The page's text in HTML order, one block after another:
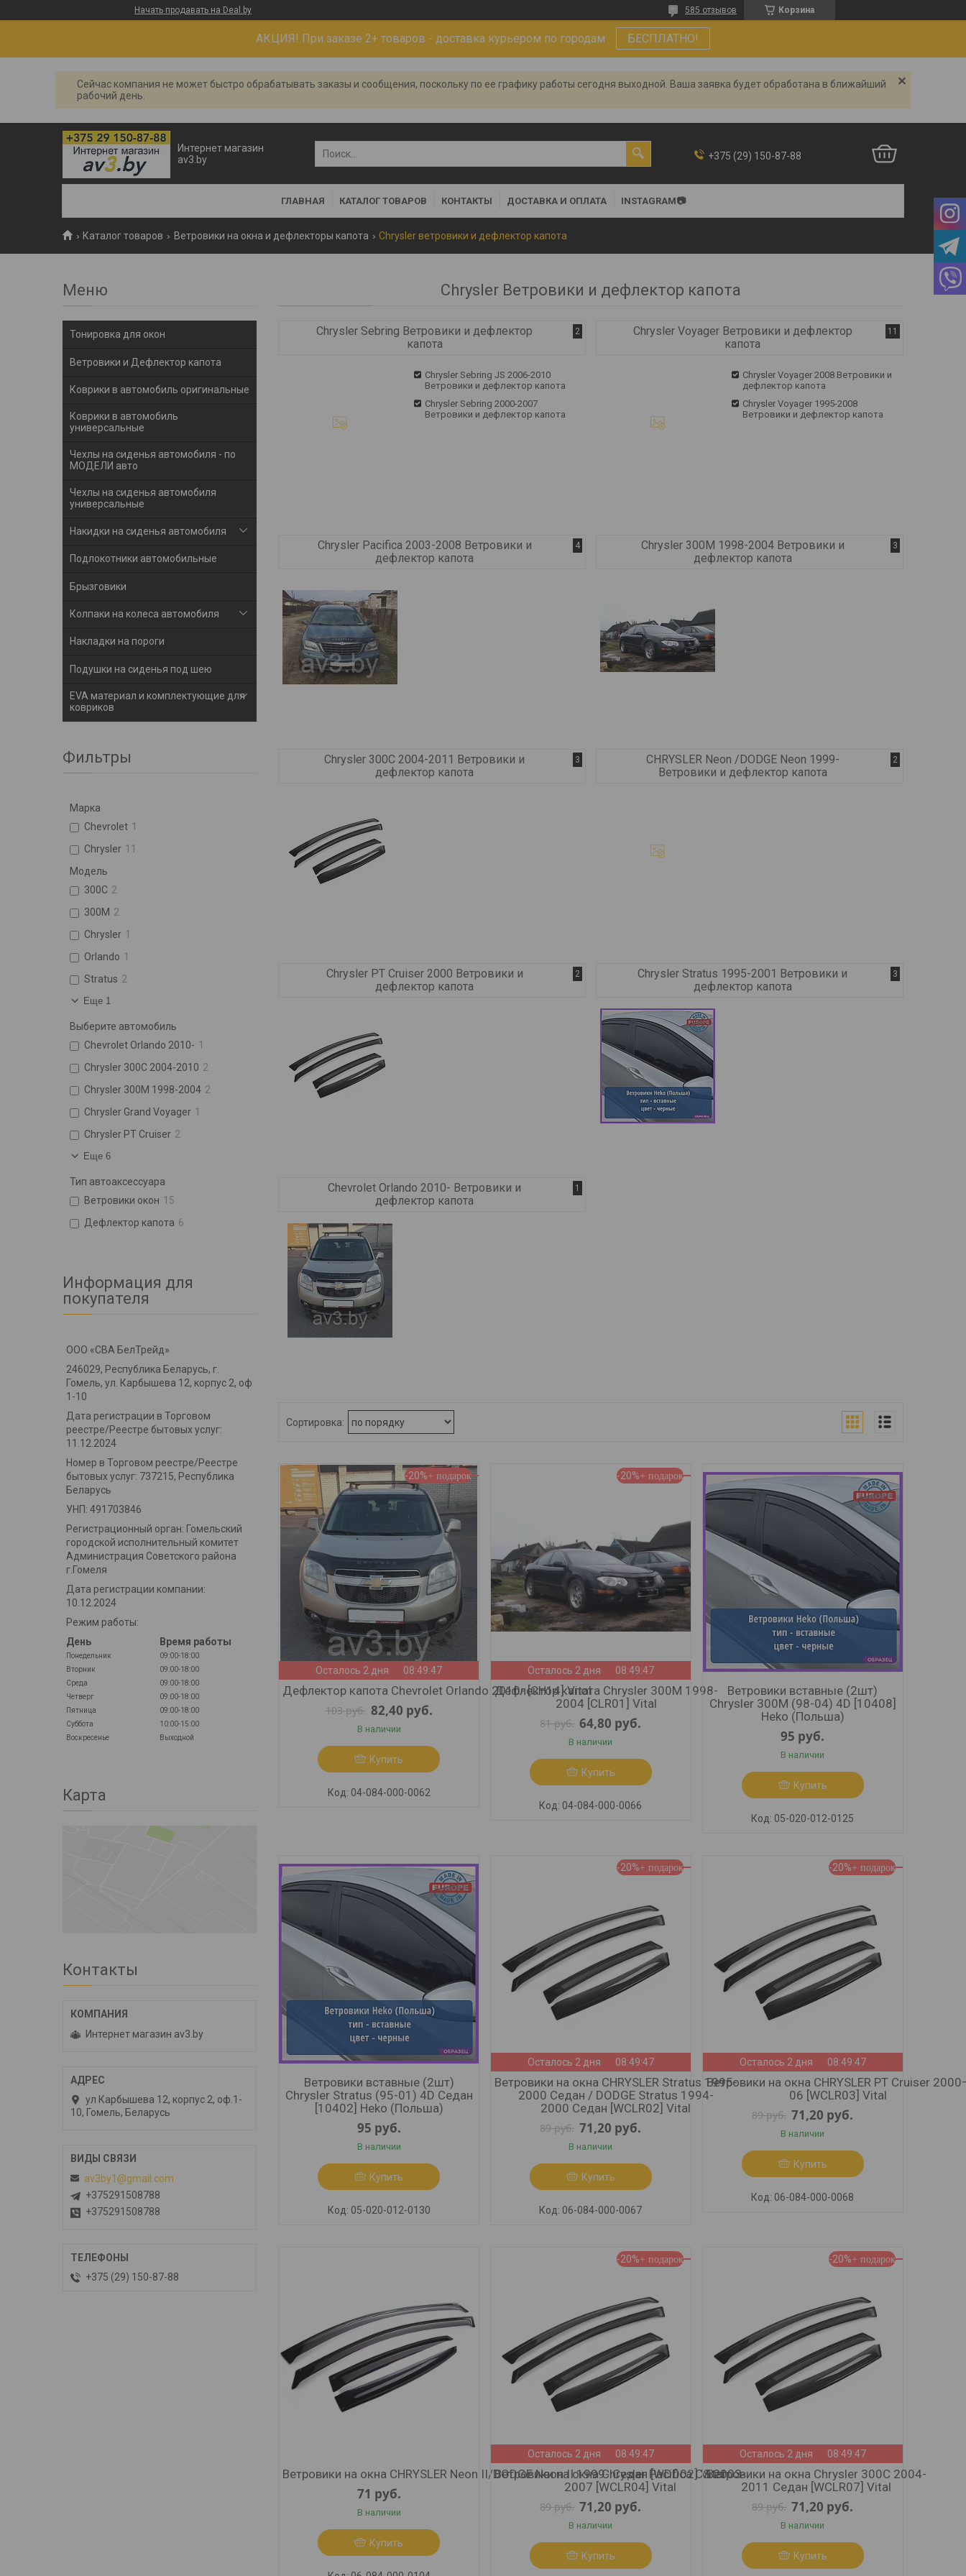
Начать продавать на Deal.by Корзина
585 отзывов
АКЦИЯ! При заказе 2+ товаров - доставка курьером по городам БЕСПЛАТНО!
Сейчас компания не может быстро обрабатывать заказы и сообщения, поскольку по ее графику работы сегодня выходной. Ваша заявка будет обработана в ближайший
рабочий день.
Интернет магазин
av3.by
+375 (29) 150-87-88
ГЛАВНАЯ КАТАЛОГ ТОВАРОВ КОНТАКТЫ ДОСТАВКА И ОПЛАТА INSTAGRAM📷
Каталог товаров Ветровики на окна и дефлекторы капота Chrysler ветровики и дефлектор капота
Chrysler Ветровики и дефлектор капота
Chrysler Sebring Ветровики и дефлектор
капота
2
Chrysler Sebring JS 2006-2010
Ветровики и дефлектор капота
Chrysler Sebring 2000-2007
Ветровики и дефлектор капота
Chrysler Voyager Ветровики и дефлектор
капота
11
Chrysler Voyager 2008 Ветровики и
дефлектор капота
Chrysler Voyager 1995-2008
Ветровики и дефлектор капота
Chrysler Pacifica 2003-2008 Ветровики и
дефлектор капота
4
Chrysler 300M 1998-2004 Ветровики и
дефлектор капота
3
Chrysler 300C 2004-2011 Ветровики и
дефлектор капота
3
CHRYSLER Neon /DODGE Neon 1999-
Ветровики и дефлектор капота
2
Chrysler PT Cruiser 2000 Ветровики и
дефлектор капота
2
Chrysler Stratus 1995-2001 Ветровики и
дефлектор капота
3
Chevrolet Orlando 2010- Ветровики и
дефлектор капота
1
-20%
Осталось 2 дня 08:49:45
Дефлектор капота Chevrolet Orlando 2010- [CH14] Vital
103руб. 82,40 руб.
В наличии
Купить
04-084-000-0062
-20%
Осталось 2 дня 08:49:45
Дефлектор капота Chrysler 300M 1998-
2004 [CLR01] Vital
81руб. 64,80 руб.
В наличии
Купить
04-084-000-0066
Ветровики вставные (2шт)
Chrysler 300M (98-04) 4D [10408]
Heko (Польша)
95 руб.
В наличии
Купить
05-020-012-0125
Ветровики вставные (2шт)
Chrysler Stratus (95-01) 4D Седан
[10402] Heko (Польша)
95 руб.
В наличии
Купить
05-020-012-0130
-20%
Осталось 2 дня 08:49:45
Ветровики на окна CHRYSLER Stratus 1995-
2000 Седан / DODGE Stratus 1994-
2000 Седан [WCLR02] Vital
89руб. 71,20 руб.
В наличии
Купить
06-084-000-0067
-20%
Осталось 2 дня 08:49:45
Ветровики на окна CHRYSLER PT Cruiser
06 [WCLR03] Vital
89руб. 71,20 руб.
В наличии
Купить
06-084-000-0068
Ветровики на окна CHRYSLER Neon II/DODGE Neon II 1999- Седан [WDD02] Vital
71 руб.
В наличии
Купить
-20%
Осталось 2 дня 08:49:45
Ветровики на окна Chrysler Pacifica CS 2003-
2007 [WCLR04] Vital
89руб. 71,20 руб.
В наличии
Купить
-20%
Осталось 2 дня 08:49:45
Ветровики на окна Chrysler 300C 2004-
2011 Седан [WCLR07] Vital
89руб. 71,20 руб.
В наличии
Купить
Тонировка для окон
Ветровики и Дефлектор капота
Коврики в автомобиль оригинальные
Коврики в автомобиль
универсальные
Чехлы на сиденья автомобиля - по
МОДЕЛИ авто
Чехлы на сиденья автомобиля
универсальные
Накидки на сиденья автомобиля
Подлокотники автомобильные
Брызговики
Колпаки на колеса автомобиля
Накладки на пороги
Подушки на сиденья под шею
EVA материал и комплектующие для
ковриков
Фильтры
Марка
Chevrolet 1
Chrysler 11
Модель
300C 2
300M 2
Chrysler 1
Orlando 1
Stratus 2
Еще 1
Выберите автомобиль
Chevrolet Orlando 2010- 1
Chrysler 300C 2004-2010 2
Chrysler 300M 1998-2004 2
Chrysler Grand Voyager 1
Chrysler PT Cruiser 2
Еще 6
Тип автоаксессуара
Ветровики окон 15
Дефлектор капота 6
Информация для
покупателя
ООО «СВА БелТрейд»
246029, Республика Беларусь, г.
Гомель, ул. Карбышева 12, корпус 2, оф
1-10
Дата регистрации в Торговом
реестре/Реестре бытовых услуг:
11.12.2024
Номер в Торговом реестре/Реестре
бытовых услуг: 737215, Республика
Беларусь
УНП: 491703846
Регистрационный орган: Гомельский
городской исполнительный комитет
Администрация Советского района
г.Гомеля
Дата регистрации компании:
10.12.2024
Режим работы:
День
Время работы
Понедельник
09:00-18:00
Вторник
09:00-18:00
Среда
09:00-18:00
Четверг
09:00-18:00
Пятница
09:00-18:00
Суббота
10:00-15:00
Воскресенье
Выходной
Карта
Контакты
Интернет магазин av3.by
ул Карбышева 12, корпус 2, оф.1-
10, Гомель, Беларусь
av3by1@gmail.com
+375291508788
+375291508788
+375 (29) 150-87-88